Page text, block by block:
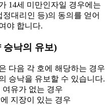
14세 미만인자일 경우에는
정대리인 등)의 동의를 얻어
야 합니다.
승낙의 유보)
다음 각 호에 해당하는 경우
승낙을 유보할 수 있습니다.
여유가 없는 경우
지장이 있는 경우